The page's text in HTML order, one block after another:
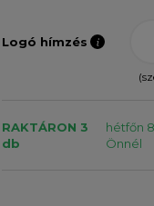
Logó hímzés
RAKTÁRON 3
db
hétfőn
Önnél